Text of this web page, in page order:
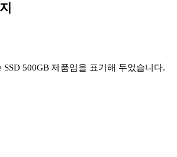
500GB 제품임을 표기해 두었습니다.